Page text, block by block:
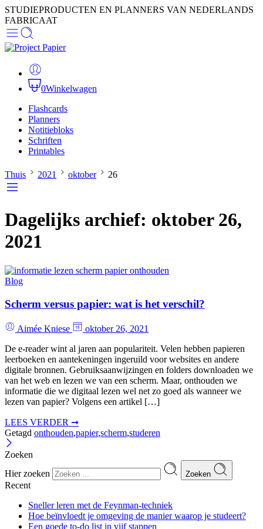
STUDIEPRODUCTEN EN PLANNERS VAN NEDERLANDS
FABRICAAT
0Winkelwagen
Flashcards
Planners
Notitiebloks
Schriften
Printables
Thuis 2021 oktober 26
Dagelijks archief: oktober 26,
2021
Blog
Scherm versus papier: wat is het verschil?
Aimée Kniese
oktober 26, 2021
De e-reader wint al jaren aan populariteit. Velen hebben papieren
leerboeken en aantekeningen ingeruild voor websites en andere
digitale bronnen. Gebruiksaanwijzingen en folders downloaden we
van het web en lezen we van een scherm. Maar, onthouden we
informatie die we digitaal lezen wel net zo goed als wanneer we
lezen van papier? Volgens een artikel […]
LEES VERDER ➞
Getagd onthouden,papier,scherm,studeren
Zoeken
Hier zoeken
Zoeken
Recent
Sneller leren met de Feynman-techniek
Hoe beïnvloedt je omgeving de manier waarop je studeert?
Een goede to-do list in vijf stappen